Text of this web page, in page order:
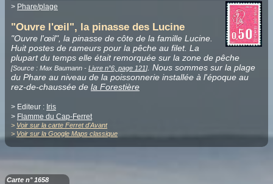
> Phare/plage
"Ouvre l'œil", la pinasse des Lucine
"Ouvre l'œil", la pinasse de côte de la famille Lucine.
Huit postes de rameurs pour la pêche au filet. La
plupart du temps elle était remorquée sur la zone de pêche
[Source : Max Baumann - Livre n°6, page 121]. Nous sommes sur la plage
du Phare au niveau de la poissonnerie installée à l'époque au
rez-de-chaussée de la Forestière
> Editeur : Iris
> Flamme du Cap-Ferret
> Voir sur la carte Ferret d'Avant
> Voir sur la Google Maps classique
Carte n° 1658